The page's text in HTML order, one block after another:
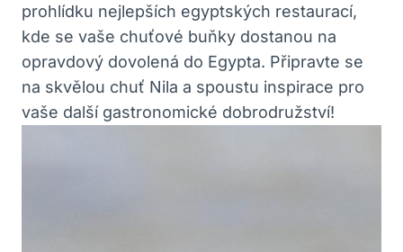
prohlídku nejlepších egyptských restaurací,
kde se vaše chuťové buňky dostanou na
opravdový dovolená do Egypta. Připravte se
na skvělou chuť Nila a spoustu inspirace pro
vaše další gastronomické dobrodružství!